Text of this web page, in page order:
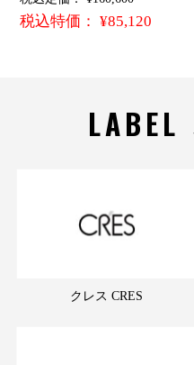
税込特価： ¥85,120
LABEL
クレス CRES